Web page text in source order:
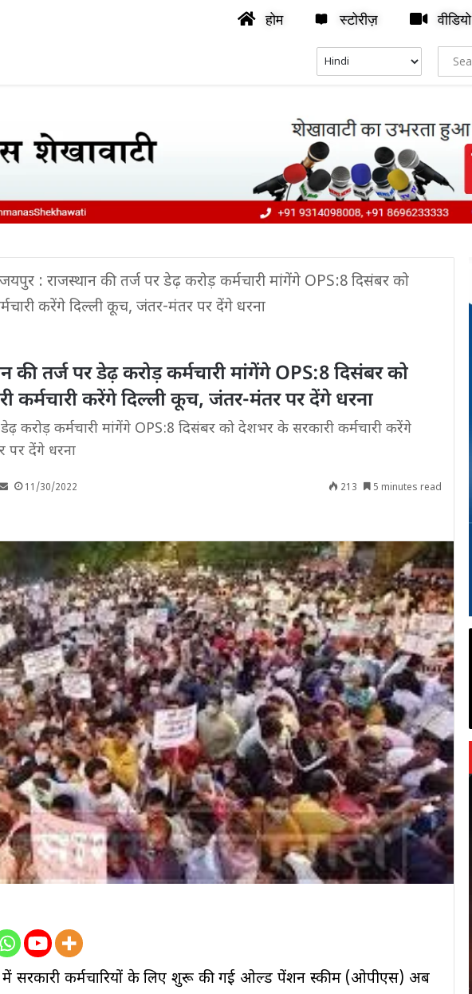
होम स्टोरीज़ वीडियो
जयपुर : राजस्थान की तर्ज पर डेढ़ करोड़ कर्मचारी मांगेंगे OPS:8 दिसंबर को
करेंगे दिल्ली कूच, जंतर-मंतर पर देंगे धरना
की तर्ज पर डेढ़ करोड़ कर्मचारी मांगेंगे OPS:8 दिसंबर को
कर्मचारी करेंगे दिल्ली कूच, जंतर-मंतर पर देंगे धरना
करोड़ कर्मचारी मांगेंगे OPS:8 दिसंबर को देशभर के सरकारी कर्मचारी करेंगे
पर देंगे धरना
11/30/2022 213 5 minutes read
में सरकारी कर्मचारियों के लिए शुरू की गई ओल्ड पेंशन स्कीम (ओपीएस) अब